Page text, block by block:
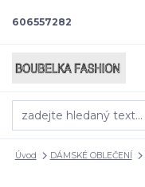
606557282
Úvod DÁMSKÉ OBLEČENÍ